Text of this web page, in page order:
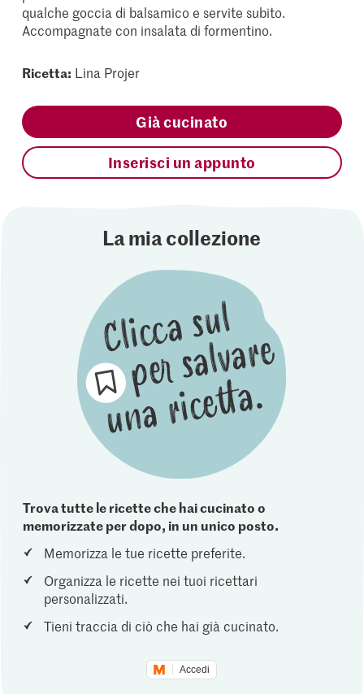
qualche goccia di balsamico e servite subito.
Accompagnate con insalata di formentino.
Ricetta: Lina Projer
Già cucinato
Inserisci un appunto
La mia collezione
Trova tutte le ricette che hai cucinato o
memorizzate per dopo, in un unico posto.
Memorizza le tue ricette preferite.
Organizza le ricette nei tuoi ricettari
personalizzati.
Tieni traccia di ciò che hai già cucinato.
Accedi